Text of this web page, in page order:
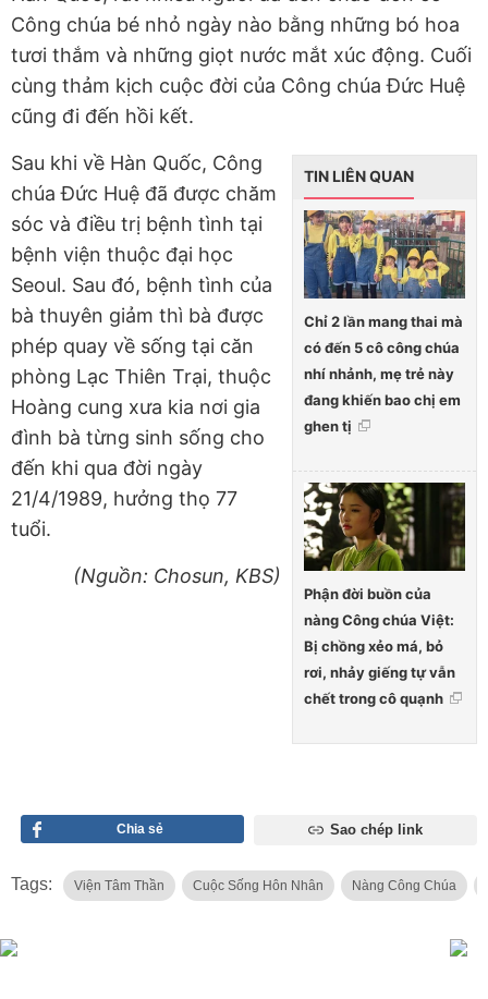
Công chúa bé nhỏ ngày nào bằng những bó hoa
tươi thắm và những giọt nước mắt xúc động. Cuối
cùng thảm kịch cuộc đời của Công chúa Đức Huệ
cũng đi đến hồi kết.
TIN LIÊN QUAN
Chỉ 2 lần mang thai mà
có đến 5 cô công chúa
nhí nhảnh, mẹ trẻ này
đang khiến bao chị em
ghen tị
Phận đời buồn của
nàng Công chúa Việt:
Bị chồng xẻo má, bỏ
rơi, nhảy giếng tự vẫn
chết trong cô quạnh
Sau khi về Hàn Quốc, Công
chúa Đức Huệ đã được chăm
sóc và điều trị bệnh tình tại
bệnh viện thuộc đại học
Seoul. Sau đó, bệnh tình của
bà thuyên giảm thì bà được
phép quay về sống tại căn
phòng Lạc Thiên Trại, thuộc
Hoàng cung xưa kia nơi gia
đình bà từng sinh sống cho
đến khi qua đời ngày
21/4/1989, hưởng thọ 77
tuổi.
(Nguồn: Chosun, KBS)
Chia sẻ Sao chép link
Tags: Viện Tâm Thần Cuộc Sống Hôn Nhân Nàng Công Chúa